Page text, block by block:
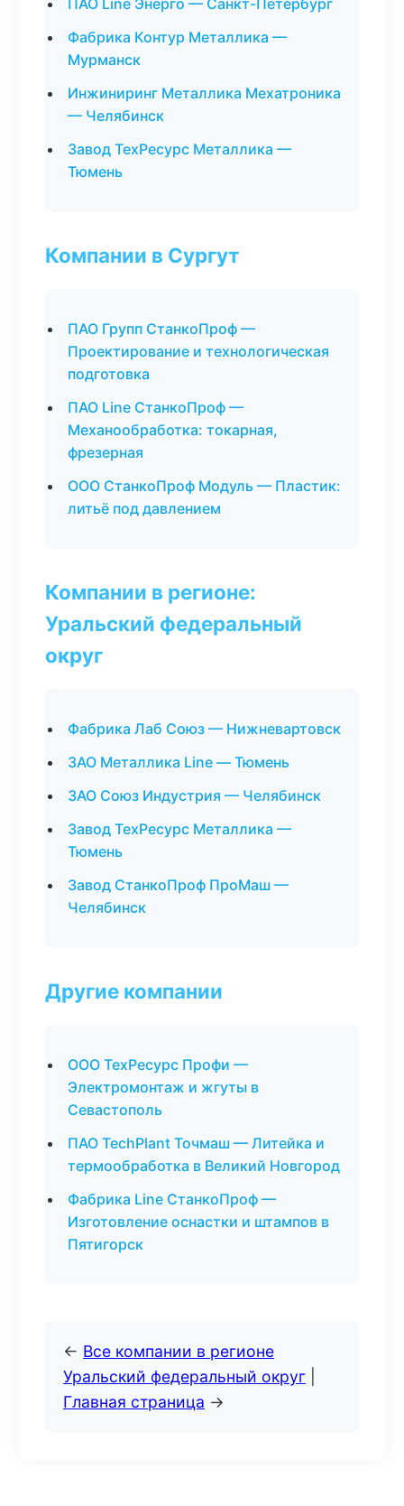
ПАО Line Энерго — Санкт-Петербург
Фабрика Контур Металлика —
Мурманск
Инжиниринг Металлика Мехатроника
— Челябинск
Завод ТехРесурс Металлика —
Тюмень
Компании в Сургут
ПАО Групп СтанкоПроф —
Проектирование и технологическая
подготовка
ПАО Line СтанкоПроф —
Механообработка: токарная,
фрезерная
ООО СтанкоПроф Модуль — Пластик:
литьё под давлением
Компании в регионе:
Уральский федеральный
округ
Фабрика Лаб Союз — Нижневартовск
ЗАО Металлика Line — Тюмень
ЗАО Союз Индустрия — Челябинск
Завод ТехРесурс Металлика —
Тюмень
Завод СтанкоПроф ПроМаш —
Челябинск
Другие компании
ООО ТехРесурс Профи —
Электромонтаж и жгуты в
Севастополь
ПАО TechPlant Точмаш — Литейка и
термообработка в Великий Новгород
Фабрика Line СтанкоПроф —
Изготовление оснастки и штампов в
Пятигорск
← Все компании в регионе
Уральский федеральный округ
Главная страница →